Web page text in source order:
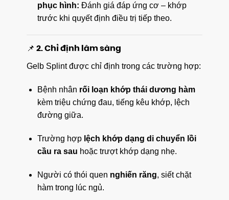
phục hình: Đánh giá đáp ứng cơ – khớp
trước khi quyết định điều trị tiếp theo.
📌 2. Chỉ định lâm sàng
Gelb Splint được chỉ định trong các trường hợp:
Bệnh nhân rối loạn khớp thái dương hàm
kèm triệu chứng đau, tiếng kêu khớp, lệch
đường giữa.
Trường hợp lệch khớp dạng di chuyển lồi
cầu ra sau hoặc trượt khớp dạng nhẹ.
Người có thói quen nghiến răng, siết chặt
hàm trong lúc ngủ.